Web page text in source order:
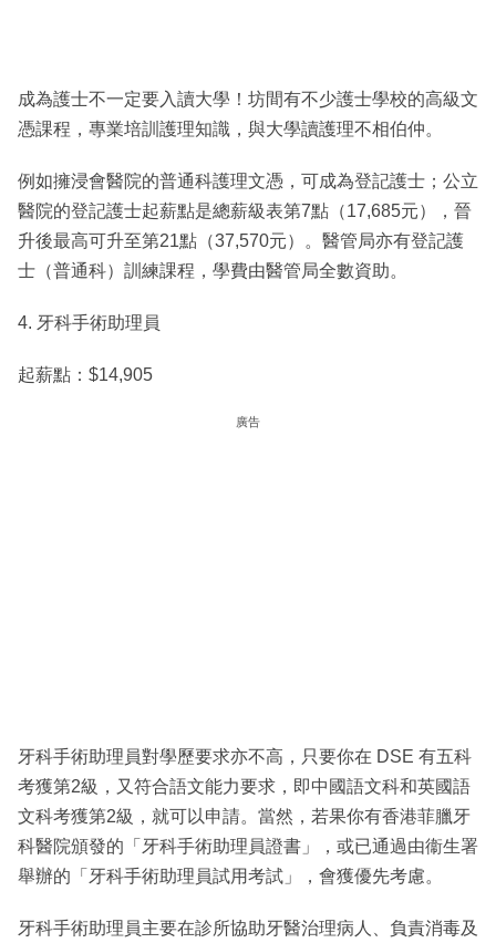
成為護士不一定要入讀大學！坊間有不少護士學校的高級文
憑課程，專業培訓護理知識，與大學讀護理不相伯仲。
例如擁浸會醫院的普通科護理文憑，可成為登記護士；公立
醫院的登記護士起薪點是總薪級表第7點（17,685元），晉
升後最高可升至第21點（37,570元）。醫管局亦有登記護
士（普通科）訓練課程，學費由醫管局全數資助。
4. 牙科手術助理員
起薪點：$14,905
廣告
牙科手術助理員對學歷要求亦不高，只要你在 DSE 有五科
考獲第2級，又符合語文能力要求，即中國語文科和英國語
文科考獲第2級，就可以申請。當然，若果你有香港菲臘牙
科醫院頒發的「牙科手術助理員證書」，或已通過由衞生署
舉辦的「牙科手術助理員試用考試」，會獲優先考慮。
牙科手術助理員主要在診所協助牙醫治理病人、負責消毒及